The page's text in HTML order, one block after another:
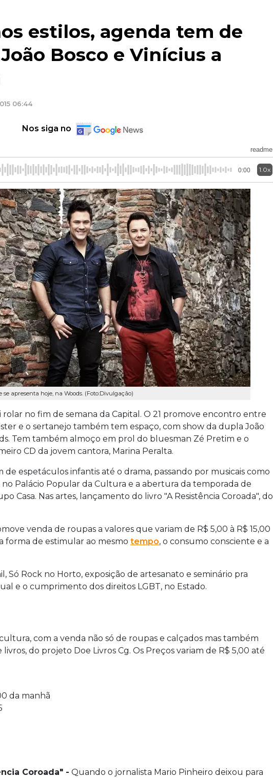
estilos, agenda tem de
Bosco e Vinícius a
06:44
Nos siga no
readme
0:00 1.0x
apresenta hoje, na Woods. (Foto:Divulgação)
rolar no fim de semana da Capital. O 21 promove encontro entre
e o sertanejo também tem espaço, com show da dupla João
Tem também almoço em prol do bluesman Zé Pretim e o
CD da jovem cantora, Marina Peralta.
de espetáculos infantis até o drama, passando por musicais como
Palácio Popular da Cultura e a abertura da temporada de
Casa. Nas artes, lançamento do livro "A Resistência Coroada", do
venda de roupas a valores que variam de R$ 5,00 à R$ 15,00
forma de estimular ao mesmo tempo, o consumo consciente e a
Só Rock no Horto, exposição de artesanato e seminário pra
e o cumprimento dos direitos LGBT, no Estado.
com a venda não só de roupas e calçados mas também
do projeto Doe Livros Cg. Os Preços variam de R$ 5,00 até
da manhã
Coroada" - Quando o jornalista Mario Pinheiro deixou para